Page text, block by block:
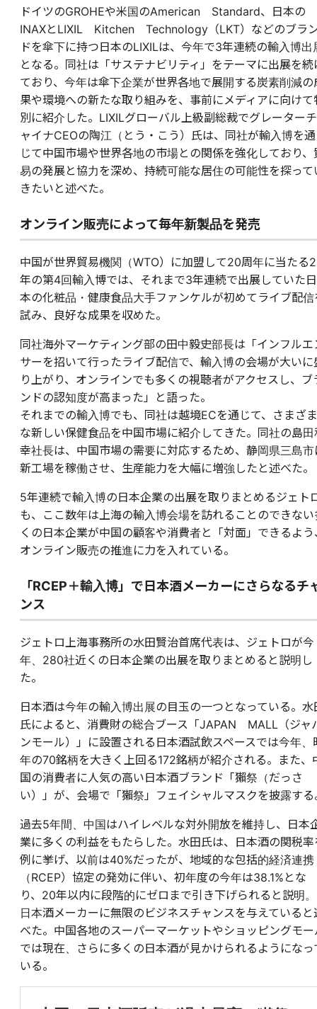
ドイツのGROHEや米国のAmerican Standard、日本の
INAXとLIXIL Kitchen Technology（LKT）などのブラ
ドを傘下に持つ日本のLIXILは、今年で3年連続の輸入博出
となる。同社は「サステナビリティ」をテーマに出展を続
ており、今年は傘下企業が世界各地で展開する炭素削減の
果や環境への新たな取り組みを、事前にメディアに向けて
別に紹介した。LIXILグローバル上級副総裁でグレーターチ
ャイナCEOの陶江（とう・こう）氏は、同社が輸入博を通
じて中国市場や世界各地の市場との関係を強化しており、
易の発展と協力を深め、持続可能な居住の可能性を探って
きたいと述べた。
オンライン販売によって毎年新製品を発売
中国が世界貿易機関（WTO）に加盟して20周年に当たる
年の第4回輸入博では、それまで3年連続で出展していた日
本の化粧品・健康食品大手ファンケルが初めてライブ配信
試み、良好な成果を収めた。
同社海外マーケティング部の田中毅史部長は「インフルエ
サーを招いて行ったライブ配信で、輸入博の会場が大いに
り上がり、オンラインでも多くの視聴者がアクセスし、ブ
ンドの認知度が高まった」と語った。
それまでの輸入博でも、同社は越境ECを通じて、さまざま
な新しい保健食品を中国市場に紹介してきた。同社の島田
幸社長は、中国市場の需要に対応するため、静岡県三島市
新工場を稼働させ、生産能力を大幅に増強したと述べた。
5年連続で輸入博の日本企業の出展を取りまとめるジェト
も、ここ数年は上海の輸入博会場を訪れることのできない
くの日本企業が中国の顧客や消費者と「対面」できるよう
オンライン販売の推進に力を入れている。
「RCEP＋輸入博」で日本酒メーカーにさらなるチ
ンス
ジェトロ上海事務所の水田賢治首席代表は、ジェトロが今
年、280社近くの日本企業の出展を取りまとめると説明し
た。
日本酒は今年の輸入博出展の目玉の一つとなっている。水
氏によると、消費財の総合ブース「JAPAN MALL（ジャ
ンモール）」に設置される日本酒試飲スペースでは今年、
年の70銘柄を大きく上回る172銘柄が紹介される。また、
国の消費者に人気の高い日本酒ブランド「獺祭（だっさ
い）」が、会場で「獺祭」フェイシャルマスクを披露する
過去5年間、中国はハイレベルな対外開放を維持し、日本
業に多くの利益をもたらした。水田氏は、日本酒の関税率
例に挙げ、以前は40%だったが、地域的な包括的経済連携
（RCEP）協定の発効に伴い、初年度の今年は38.1%とな
り、20年以内に段階的にゼロまで引き下げられると説明。
日本酒メーカーに無限のビジネスチャンスを与えていると
べた。中国各地のスーパーマーケットやショッピングモー
では現在、さらに多くの日本酒が見かけられるようになっ
いる。